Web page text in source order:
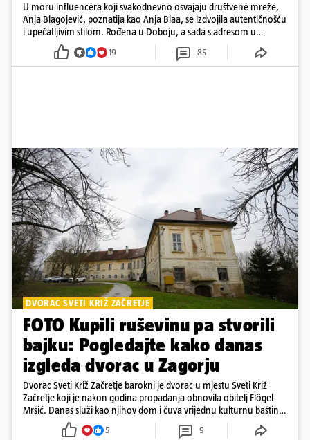
U moru influencera koji svakodnevno osvajaju društvene mreže,
Anja Blagojević, poznatija kao Anja Blaa, se izdvojila autentičnošću
i upečatljivim stilom. Rođena u Doboju, a sada s adresom u
Dubaiju, Anja je spoj glamura, discipline i mladenačke energije
19 85
DVORAC SVETI KRIŽ ZAČRETJE
FOTO Kupili ruševinu pa stvorili
bajku: Pogledajte kako danas
izgleda dvorac u Zagorju
Dvorac Sveti Križ Začretje barokni je dvorac u mjestu Sveti Križ
Začretje koji je nakon godina propadanja obnovila obitelj Flögel-
Mršić. Danas služi kao njihov dom i čuva vrijednu kulturnu baštinu
davno zaboravljenog vremena
5 9